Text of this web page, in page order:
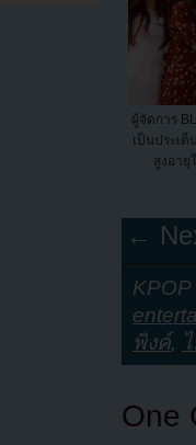
ผู้จัดการ
เป็นประเด็
สูงอายุ
←
พิงค์,
One